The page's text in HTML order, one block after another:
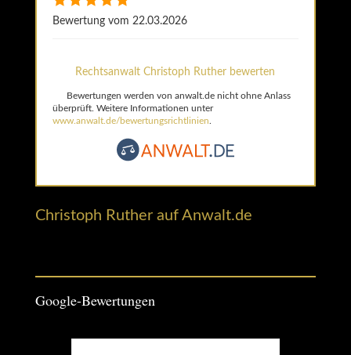
Bewertung vom 22.03.2026
Rechtsanwalt Christoph Ruther bewerten
Bewertungen werden von anwalt.de nicht ohne Anlass
überprüft. Weitere Informationen unter
www.anwalt.de/bewertungsrichtlinien
Christoph Ruther auf Anwalt.de
Google-Bewertungen